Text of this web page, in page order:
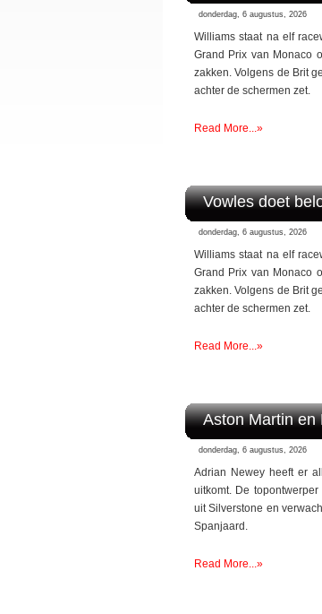
donderdag, 6 augustus, 2026
Williams staat na elf
Grand Prix van Monaco
zakken. Volgens de Brit
achter de schermen zet.
Read More...»
Vowles doet
donderdag, 6 augustus, 2026
Williams staat na elf
Grand Prix van Monaco
zakken. Volgens de Brit
achter de schermen zet.
Read More...»
Aston Martin en
donderdag, 6 augustus, 2026
Adrian Newey heeft er
uitkomt. De
uit Silverstone en
Spanjaard.
Read More...»